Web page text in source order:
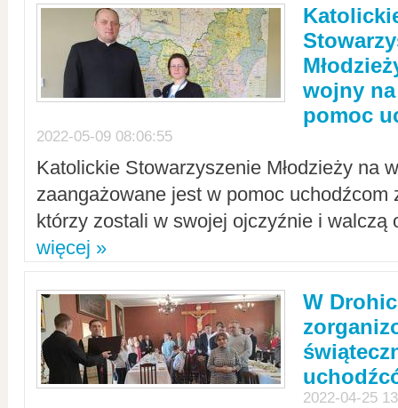
wojny
pomoc
2022-05-09 08:06:55
Katolickie Stowarzyszenie Młodzieży na
zaangażowane jest w pomoc uchodźcom
którzy zostali w swojej ojczyźnie i walczą
więcej »
W
2022-04-25